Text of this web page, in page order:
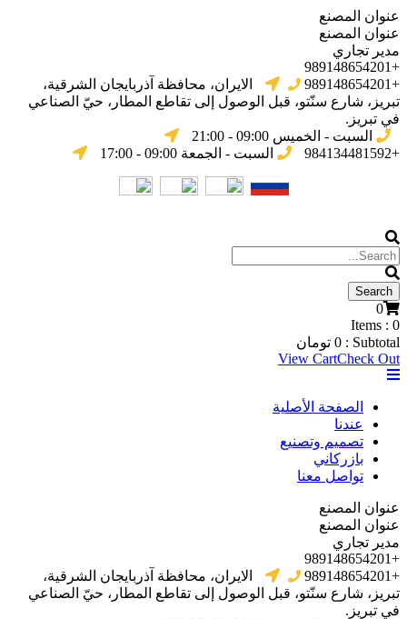
عنوان المصنع
عنوان المصنع
مدير تجاري
+989148654201
+989148654201
الایران، محافظة آذربایجان الشرقیة،
تبریز، شارع سنّتو، قبل الوصول إلى تقاطع المطار، حيّ الصناعي
في تبریز.
السبت - الخميس 09:00 - 21:00
+984134481592
السبت - الجمعة 09:00 - 17:00
0
Items : 0
Subtotal :
0 تومان
View CartCheck Out
الصفحة الأصلية
عندنا
تصميم وتصنيع
بازركاني
تواصل معنا
عنوان المصنع
عنوان المصنع
مدير تجاري
+989148654201
+989148654201
الایران، محافظة آذربایجان الشرقیة،
تبریز، شارع سنّتو، قبل الوصول إلى تقاطع المطار، حيّ الصناعي
في تبریز.